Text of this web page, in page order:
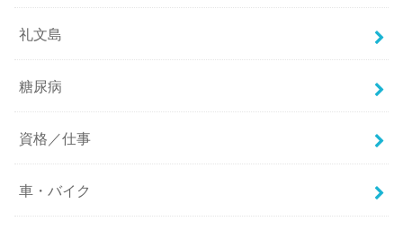
礼文島
糖尿病
資格／仕事
車・バイク